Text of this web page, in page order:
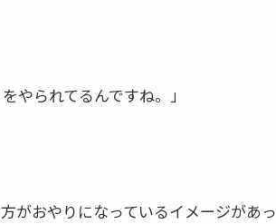
やられてるんですね。」
がおやりになっているイメージがあっ